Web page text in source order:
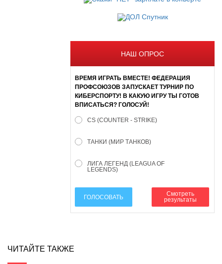
НАШ ОПРОС
ВРЕМЯ ИГРАТЬ ВМЕСТЕ! ФЕДЕРАЦИЯ
ПРОФСОЮЗОВ ЗАПУСКАЕТ ТУРНИР ПО
КИБЕРСПОРТУ! В КАКУЮ ИГРУ ТЫ ГОТОВ
ВПИСАТЬСЯ? ГОЛОСУЙ!
CS (COUNTER - STRIKE)
ТАНКИ (МИР ТАНКОВ)
ЛИГА ЛЕГЕНД (LEAGUA OF
LEGENDS)
ГОЛОСОВАТЬ
Смотреть
результаты
ЧИТАЙТЕ ТАКЖЕ